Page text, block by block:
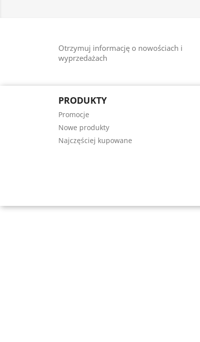
Otrzymuj informację o nowościach i
wyprzedażach
PRODUKTY
Promocje
Nowe produkty
Najczęściej kupowane